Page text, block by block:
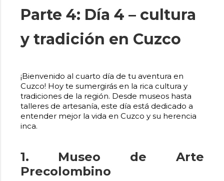
Parte 4: Día 4 – cultura
y tradición en Cuzco
¡Bienvenido al cuarto día de tu aventura en
Cuzco! Hoy te sumergirás en la rica cultura y
tradiciones de la región. Desde museos hasta
talleres de artesanía, este día está dedicado a
entender mejor la vida en Cuzco y su herencia
inca.
1. Museo de Arte
Precolombino